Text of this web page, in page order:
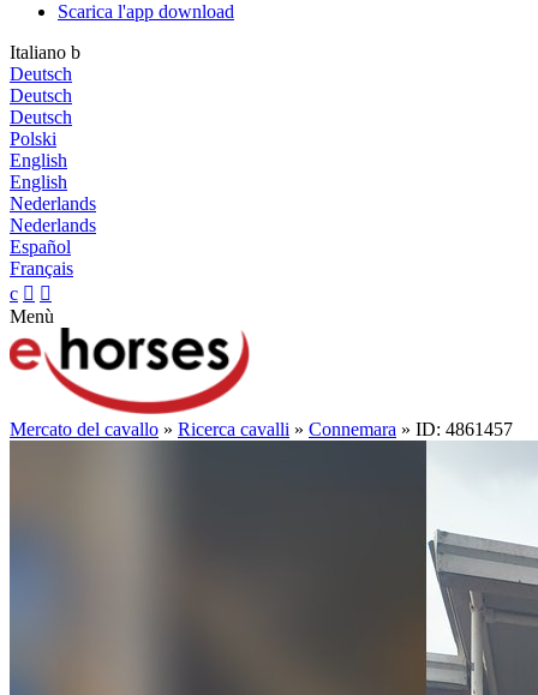
Scarica l'app download
Italiano b
Deutsch
Deutsch
Deutsch
Polski
English
English
Nederlands
Nederlands
Español
Français
c  
Menù
Mercato del cavallo » Ricerca cavalli » Connemara » ID: 4861457